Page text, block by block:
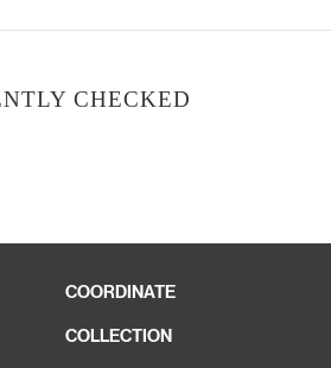
CHECKED
COORDINATE
COLLECTION